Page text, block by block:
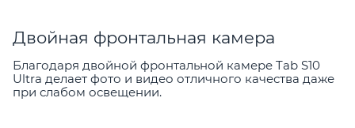
Двойная фронтальная камера
Благодаря двойной фронтальной камере Tab S10
Ultra делает фото и видео отличного качества даже
при слабом освещении.